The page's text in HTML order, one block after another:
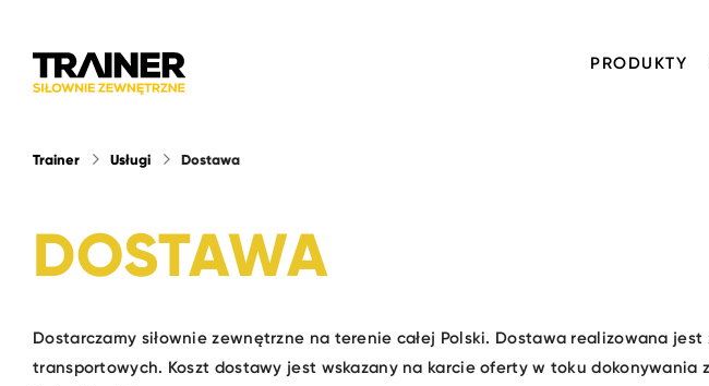
PRODUKTY
Trainer Usługi Dostawa
DOSTAWA
Dostarczamy siłownie zewnętrzne na terenie całej Polski. Dostawa realizowana
transportowych. Koszt dostawy jest wskazany na karcie oferty w toku